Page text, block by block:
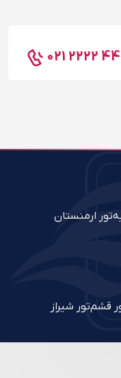
021 2222
تور ارمنستان
قشمتور شیراز